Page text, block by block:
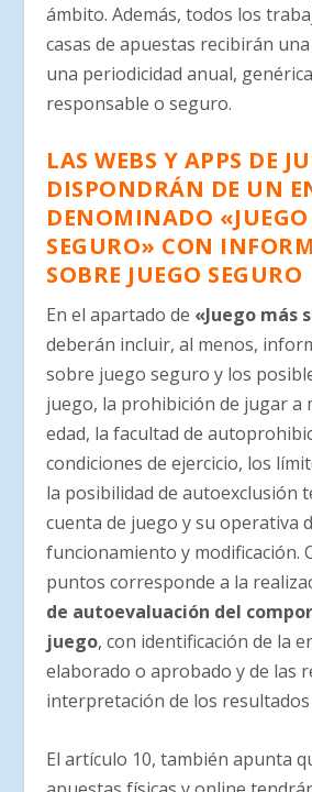
ámbito. Además, todos los
casas de apuestas recibirán
una periodicidad anual,
responsable o seguro.
LAS WEBS Y APPS DE
DISPONDRÁN DE UN
DENOMINADO
SEGURO» CON
SOBRE JUEGO SEGURO
En el apartado de «Juego más
deberán incluir, al menos,
sobre juego seguro y los
juego, la prohibición de jugar a
edad, la facultad de
condiciones de ejercicio, los
la posibilidad de autoexclusión
cuenta de juego y su operativa
funcionamiento y modificación.
puntos corresponde a la
de autoevaluación del
juego, con identificación de la
elaborado o aprobado y de las
interpretación de los
El artículo 10, también apunta